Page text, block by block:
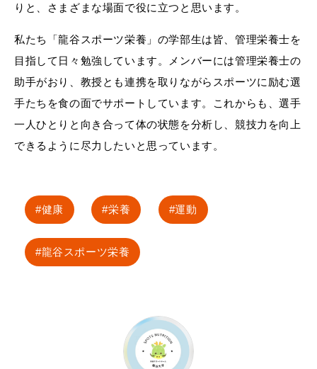
りと、さまざまな場面で役に立つと思います。
私たち「龍谷スポーツ栄養」の学部生は皆、管理栄養士を
目指して日々勉強しています。メンバーには管理栄養士の
助手がおり、教授とも連携を取りながらスポーツに励む選
手たちを食の面でサポートしています。これからも、選手
一人ひとりと向き合って体の状態を分析し、競技力を向上
できるように尽力したいと思っています。
健康 栄養 運動
龍谷スポーツ栄養